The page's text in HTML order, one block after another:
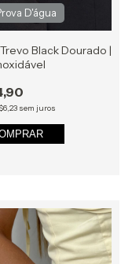
Black Dourado |
sem juros